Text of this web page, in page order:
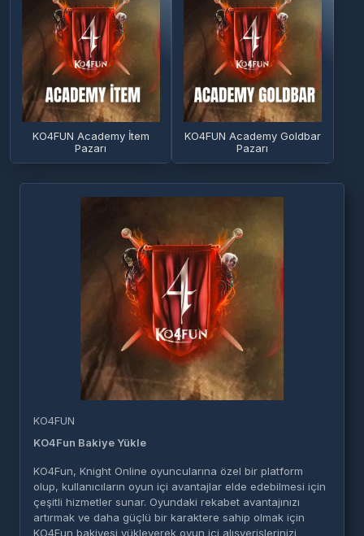
KO4FUN Academy İtem
Pazarı
KO4FUN Academy Goldbar
Pazarı
KO4FUN
KO4Fun Bakiye Yükle
KO4Fun, Knight Online oyuncularına özel bir platform
olup, kullanıcıların oyun içi avantajlar elde edebilmesi için
çeşitli hizmetler sunar. Oyundaki rekabet avantajınızı
artırmak ve daha güçlü bir karaktere sahip olmak için
KO4Fun bakiyesi yükleyerek oyun içi alışverişlerinizi